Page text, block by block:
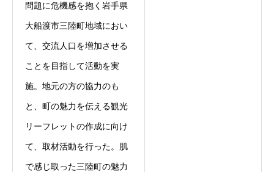
問題に危機感を抱く岩手県
大船渡市三陸町地域におい
て、交流人口を増加させる
ことを目指して活動を実
施。地元の方の協力のも
と、町の魅力を伝える観光
リーフレットの作成に向け
て、取材活動を行った。肌
で感じ取った三陸町の魅力